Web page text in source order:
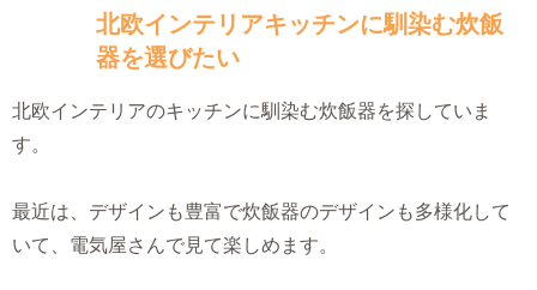
北欧インテリアキッチンに馴染む炊飯
器を選びたい
北欧インテリアのキッチンに馴染む炊飯器を探していま
す。
最近は、デザインも豊富で炊飯器のデザインも多様化して
いて、電気屋さんで見て楽しめます。